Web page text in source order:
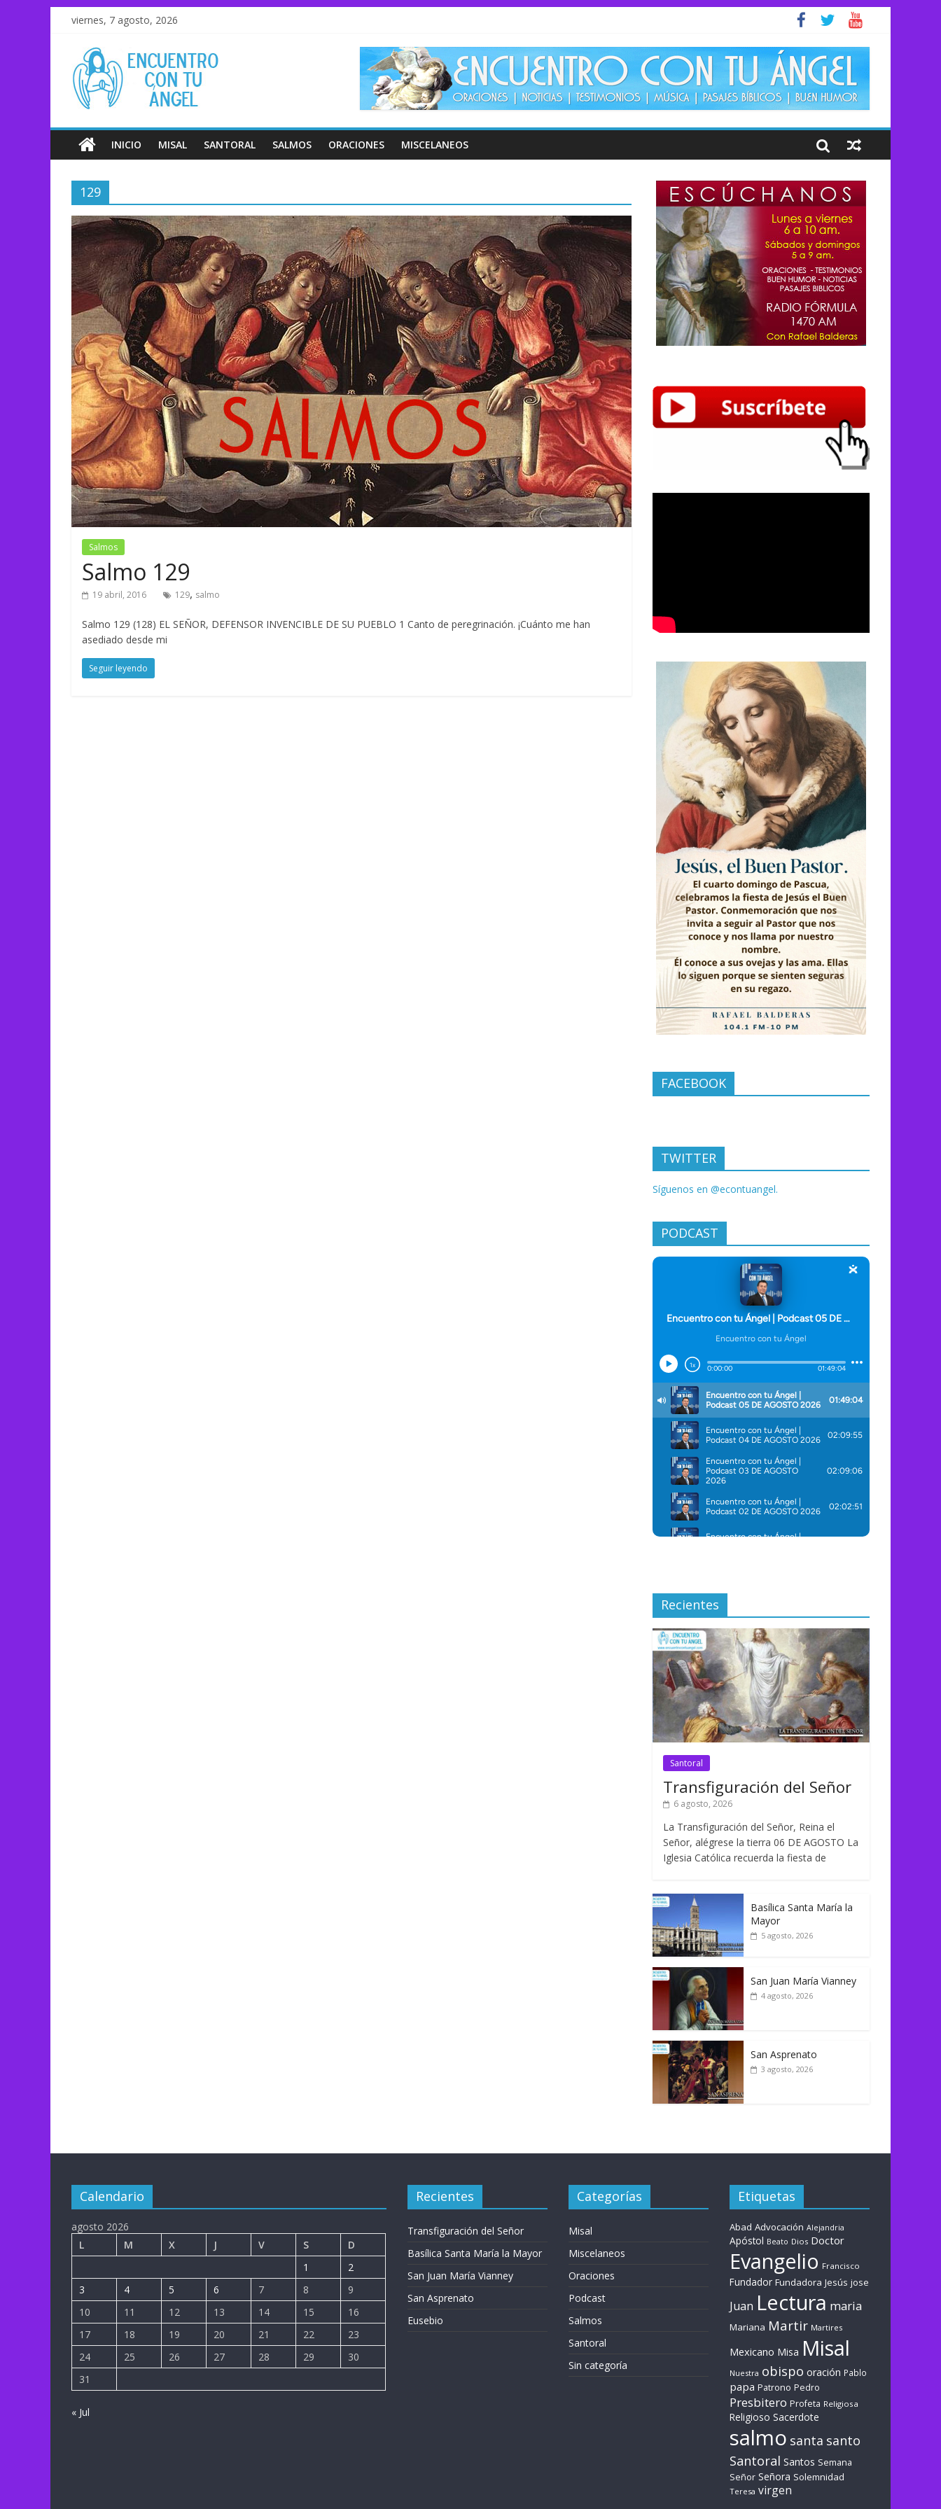
viernes, 7 agosto, 2026
INICIO MISAL SANTORAL SALMOS ORACIONES MISCELANEOS
129
Salmos
Salmo 129
19 abril, 2016 129, salmo
Salmo 129 (128) EL SEÑOR, DEFENSOR INVENCIBLE DE SU PUEBLO 1 Canto de peregrinación. ¡Cuánto me han
asediado desde mi
Seguir leyendo
FACEBOOK
TWITTER
Síguenos en @econtuangel.
PODCAST
Recientes
Santoral
Transfiguración del Señor
6 agosto, 2026
La Transfiguración del Señor, Reina el
Señor, alégrese la tierra 06 DE AGOSTO La
Iglesia Católica recuerda la fiesta de
Basílica Santa María la
Mayor
5 agosto, 2026
San Juan María Vianney
4 agosto, 2026
San Asprenato
3 agosto, 2026
Calendario
agosto 2026
L
M X J V S
D
1
2
3
4 5 6 7 8
9
10
11 12 13 14 15
16
17
18 19 20 21 22
23
24
25 26 27 28 29
30
31
« Jul
Recientes
Transfiguración del Señor
Basílica Santa María la Mayor
San Juan María Vianney
San Asprenato
Eusebio
Categorías
Misal
Miscelaneos
Oraciones
Podcast
Salmos
Santoral
Sin categoría
Etiquetas
Abad Advocación Alejandria
Apóstol Beato Dios Doctor
Evangelio Francisco
Fundador Fundadora Jesús jose
Juan Lectura maria
Mariana Martir Martires
Mexicano Misa Misal
Nuestra obispo oración Pablo
papa Patrono Pedro
Presbitero Profeta Religiosa
Religioso Sacerdote
salmo santa santo
Santoral Santos Semana
Señor Señora Solemnidad
Teresa virgen